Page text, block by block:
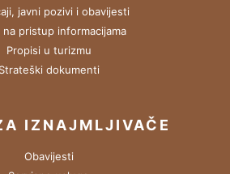
javni pozivi i obavijesti
na pristup informacijama
Propisi u turizmu
Strateški dokumenti
IZNAJMLJIVAČE
Obavijesti